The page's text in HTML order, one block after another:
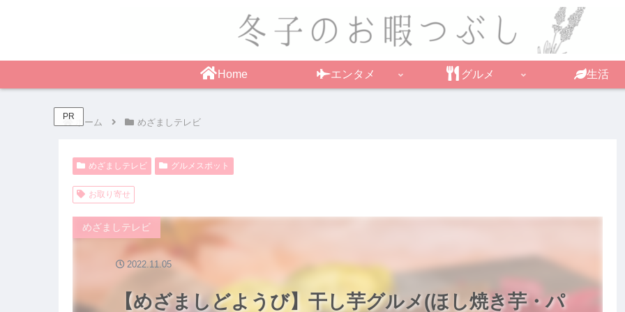
Home エンタメ グルメ 生活
PR
ホーム めざましテレビ
めざましテレビ グルメスポット
お取り寄せ
【めざましどようび】干し芋グルメ(ほし焼き芋・パ
めざましテレビ
2022.11.05